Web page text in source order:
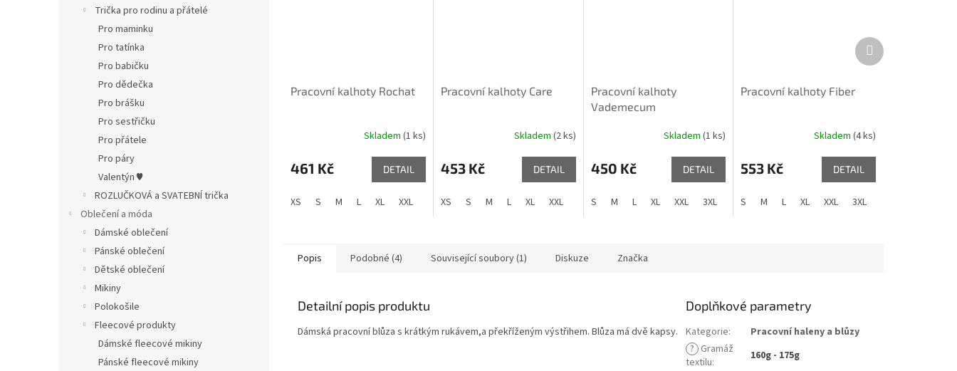
Trička pro rodinu a přátelé
Pro maminku
Pro tatínka
Pro babičku
Pro dědečka
Pro brášku
Pro sestřičku
Pro přátele
Pro páry
Valentýn ♥
ROZLUČKOVÁ a SVATEBNÍ trička
Oblečení a móda
Dámské oblečení
Pánské oblečení
Dětské oblečení
Mikiny
Polokošile
Fleecové produkty
Dámské fleecové mikiny
Pánské fleecové mikiny
Pracovní kalhoty Rochat
Skladem (1 ks)
461 Kč DETAIL
XS S M L XL XXL 3XL
Pracovní kalhoty Care
Skladem (2 ks)
453 Kč DETAIL
XS S M L XL XXL 3XL
Pracovní kalhoty
Vademecum
Skladem(1 ks)
450 Kč DETAIL
S M L XL XXL 3XL
Pracovní kalhoty Fiber
Skladem (4 ks)
553 Kč DETAIL
S M L XL XXL 3XL
Další
produkt
Popis Podobné (4) Související soubory (1) Diskuze Značka
Detailní popis produktu
Dámská pracovní blůza s krátkým rukávem,a překříženým výstřihem. Blůza má dvě kapsy.
Doplňkové parametry
Kategorie:
Pracovní haleny a blůzy
? Gramáž
textilu:
160g - 175g